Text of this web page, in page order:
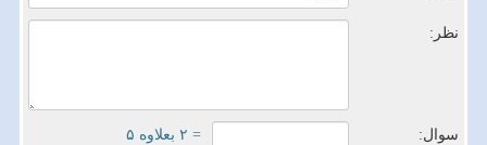
نظر:
سوال: = ۲ بعلاوه ۵